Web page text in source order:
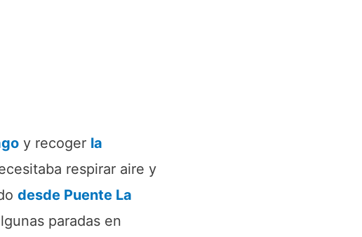
y recoger la
respirar aire y
desde Puente La
paradas en